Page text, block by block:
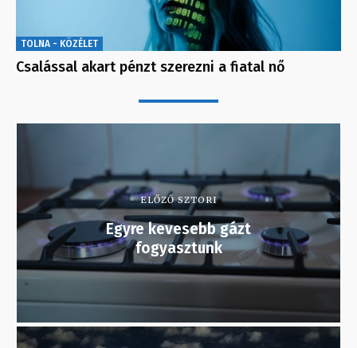
TOLNA - KÖZÉLET
Csalással akart pénzt szerezni a fiatal nő
ELŐZŐ SZTORI
Egyre kevesebb gázt
fogyasztunk